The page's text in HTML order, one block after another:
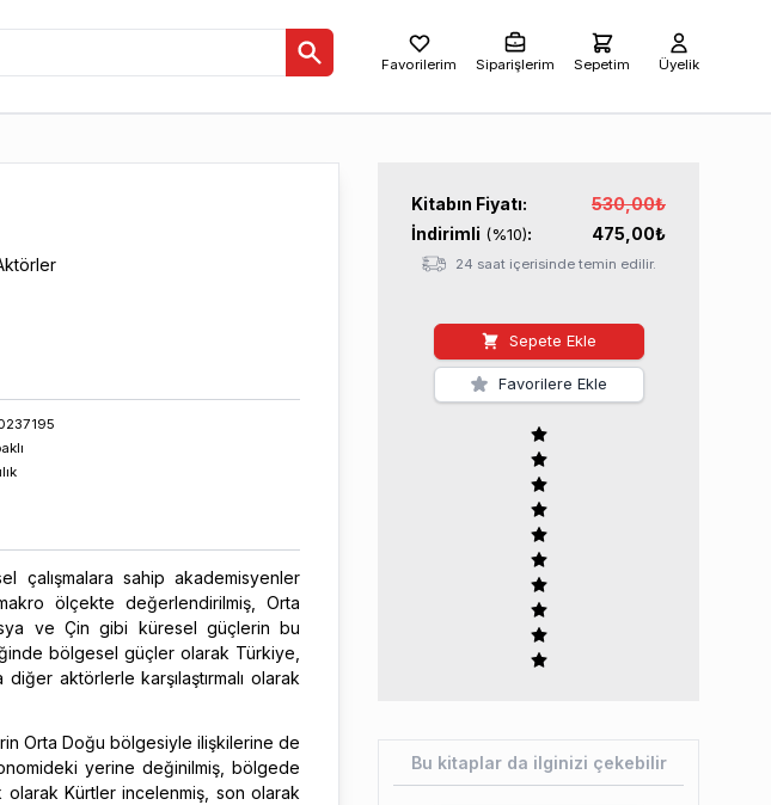
Favorilerim Siparişlerim Sepetim Üyelik
çalışmalara sahip akademisyenler
ölçekte değerlendirilmiş, Orta
ve Çin gibi küresel güçlerin bu
bölgesel güçler olarak Türkiye,
aktörlerle karşılaştırmalı olarak
Orta Doğu bölgesiyle ilişkilerine de
yerine değinilmiş, bölgede
Kürtler incelenmiş, son olarak
Kitabın Fiyatı: 530,00₺
İndirimli (%10): 475,00₺
24 saat içerisinde temin edilir.
Sepete Ekle
Favorilere Ekle
Bu kitaplar da ilginizi çekebilir